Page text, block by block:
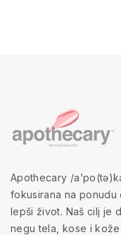
Apothecary /
fokusirana na
lepši život. Naš cilj je
negu tela, kose i kože.